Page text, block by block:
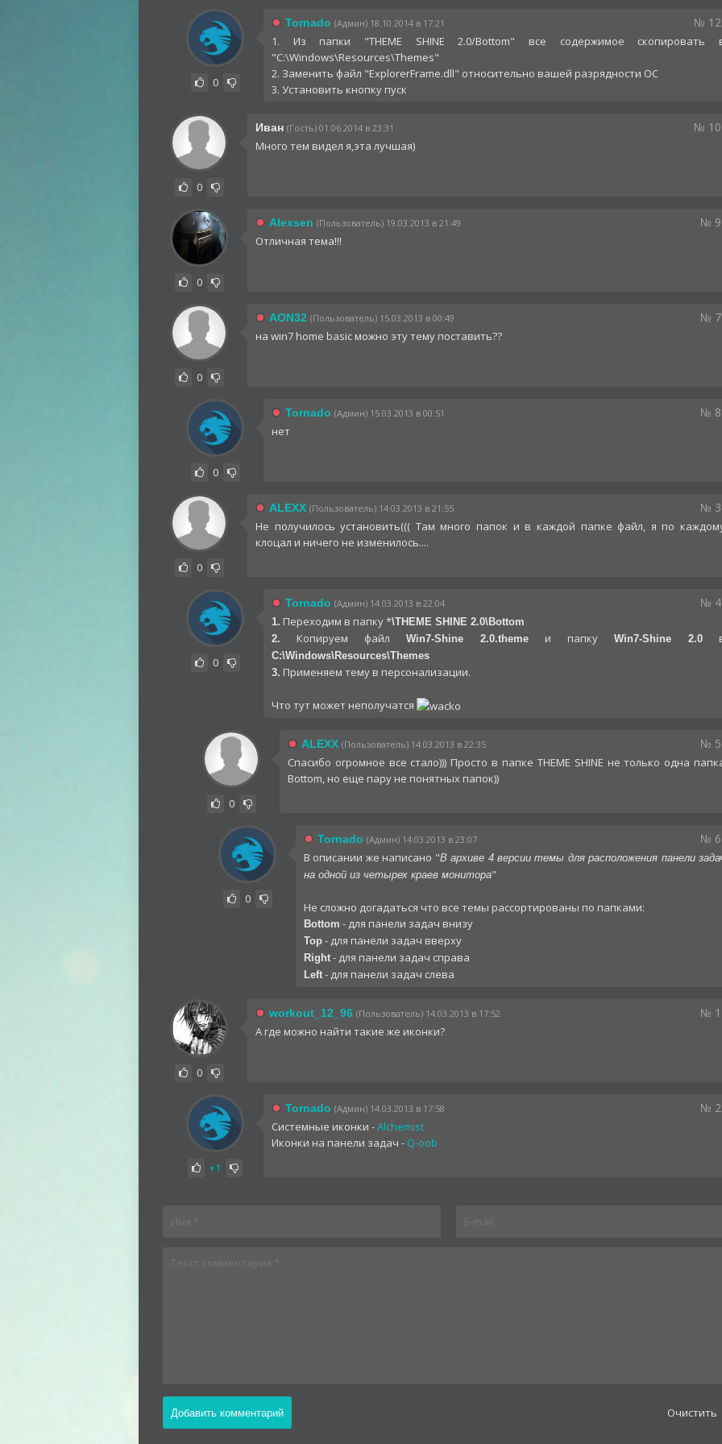
0
Tornado (Админ) 18.10.2014 в 17:21 № 12
1. Из папки "THEME SHINE 2.0/Bottom" все содержимое скопировать
"C:\Windows\Resources\Themes"
2. Заменить файл "ExplorerFrame.dll" относительно вашей разрядности ОС
3. Установить кнопку пуск
0
Иван (Гость) 01.06.2014 в 23:31 № 10
Много тем видел я,эта лучшая)
0
Alexsen (Пользователь) 19.03.2013 в 21:49 № 9
Отличная тема!!!
0
AON32 (Пользователь) 15.03.2013 в 00:49 № 7
на win7 home basic можно эту тему поставить??
0
Tornado (Админ) 15.03.2013 в 00:51 № 8
нет
0
ALEXX (Пользователь) 14.03.2013 в 21:55 № 3
Не получилось установить((( Там много папок и в каждой папке файл, я по
клоцал и ничего не изменилось....
0
Tornado (Админ) 14.03.2013 в 22:04 № 4
1. Переходим в папку *\THEME SHINE 2.0\Bottom
2.
Копируем файл Win7-Shine 2.0.theme и папку Win7-Shine 2.0
C:\Windows\Resources\Themes
3. Применяем тему в персонализации.
Что тут может неполучатся
0
ALEXX (Пользователь) 14.03.2013 в 22:35 № 5
Спасибо огромное все стало))) Просто в папке THEME SHINE не только одна
Bottom, но еще пару не понятных папок))
0
Tornado (Админ) 14.03.2013 в 23:07 № 6
В описании же написано "В архиве 4 версии темы для расположения панели
на одной из четырех краев монитора"
Не сложно догадаться что все темы рассортированы по папками:
Bottom - для панели задач внизу
Top - для панели задач вверху
Right - для панели задач справа
Left - для панели задач слева
0
workout_12_96 (Пользователь) 14.03.2013 в 17:52 № 1
А где можно найти такие же иконки?
+1
Tornado (Админ) 14.03.2013 в 17:58 № 2
Системные иконки -Alchemist
Иконки на панели задач - Q-oob
Oчистить